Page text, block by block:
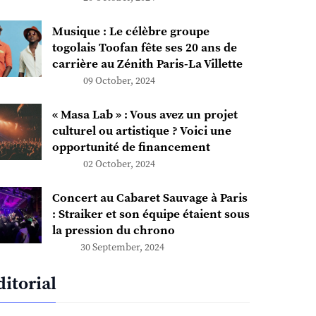
Musique : Le célèbre groupe
togolais Toofan fête ses 20 ans de
carrière au Zénith Paris-La Villette
09 October, 2024
« Masa Lab » : Vous avez un projet
culturel ou artistique ? Voici une
opportunité de financement
02 October, 2024
Concert au Cabaret Sauvage à Paris
: Straiker et son équipe étaient sous
la pression du chrono
30 September, 2024